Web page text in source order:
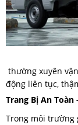
thường xuyên
động liên tục,
Trang Bị An Toàn
Trong môi trường